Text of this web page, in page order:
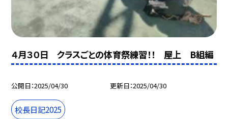
４月３０日 クラスごとの体育祭練習！！ 屋上 B組編
公開日 2025/04/30 更新日 2025/04/30
校長日記2025